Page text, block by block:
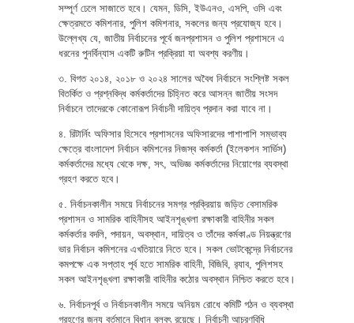
সম্পূর্ণ ঢেলে সাজাতে হবে। যেমন, ডিসি, ইউএনও, এসপি, ওসি এবং
ক্ষেত্রমতে কমিশনার, পুলিশ কমিশনার, সকলের জন্য প্রযোজ্য হবে।
উল্লেখ্য যে, জাতীয় নির্বাচনের পূর্বে জনপ্রশাসন ও পুলিশ প্রশাসনে এ
ধরনের পুনর্বিন্যাস একটি রুটিন প্রক্রিয়া যা অবশ্য করণীয়।
৩. বিগত ২০১৪, ২০১৮ ও ২০২৪ সালের অবৈধ নির্বাচনে সংশ্লিষ্ট সকল
বিতর্কিত ও প্রশ্নবিদ্ধ কর্মকর্তাদের চিহ্নিত করে আসন্ন জাতীয় সংসদ
নির্বাচনে তাদেরকে কোনোরূপ নির্বাচনী দায়িত্ব প্রদান করা যাবে না।
৪. রিটার্নিং অফিসার হিসেবে প্রশাসনের অফিসারদের পাশাপাশি সম্ভাব্য
ক্ষেত্রে বাংলাদেশ নির্বাচন কমিশনের নিজস্ব কর্মকর্তা (ইলেকশন সার্ভিস)
কর্মকর্তাদের মধ্যে থেকে দক্ষ, সৎ, অভিজ্ঞ কর্মকর্তাদের নিয়োগের ব্যবস্থা
গ্রহণ করতে হবে।
৫. নির্বাচনকালীন সময়ে নির্বাচনের সমগ্র প্রক্রিয়ায় জড়িত বেসামরিক
প্রশাসন ও সামরিক বাহিনীসহ আইনশৃঙ্খলা রক্ষাকারী বাহিনীর সকল
কর্মকর্তার বদলি, পদায়ন, অবস্থান, দায়িত্ব ও তাঁদের কর্মকাণ্ড নিয়ন্ত্রণের
ভার নির্বাচন কমিশনের এখতিয়ারে নিতে হবে। সকল ভোটকেন্দ্রে নির্বাচনের
কমপক্ষে এক সপ্তাহ পূর্ব হতে সামরিক বাহিনী, বিজিবি, র‌্যাব, পুলিশসহ
সকল আইনশৃঙ্খলা রক্ষাকারী বাহিনীর কঠোর অবস্থান নিশ্চিত করতে হবে।
৬. নির্বাচনপূর্ব ও নির্বাচনকালীন সময়ে অনিয়ম রোধে কমিটি গঠন ও ব্যবস্থা
গ্রহণের জন্য বর্তমানে বিধান বলবৎ রয়েছে। নির্বাচনী আচরণবিধি